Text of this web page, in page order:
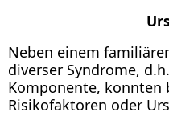
Neben einem
diverser Syndrome,
Komponente, konnten
Risikofaktoren oder